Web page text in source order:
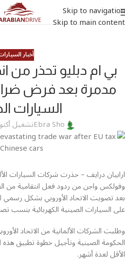
Skip to navigation
Skip to main content
أخبار
بي ام دبليو تحذر من
مدمرة بعد فرض
السيارات
Ebra Shoتشغيل أكتوبر 8,
ارابيان درايف – حذرت شركات السيارات
وفولكس واجن من ردود فعل انتقامية من
بعد تصويت الاتحاد الأوروبي بشكل رسمي
على السيارات الصينية الكهربائية بنسب تصل
وطلبت الشركات الألمانية من الاتحاد
الحكومة الصينية وتأجيل خطوة تطبيق هذه
الأقل لعدة أشهر.